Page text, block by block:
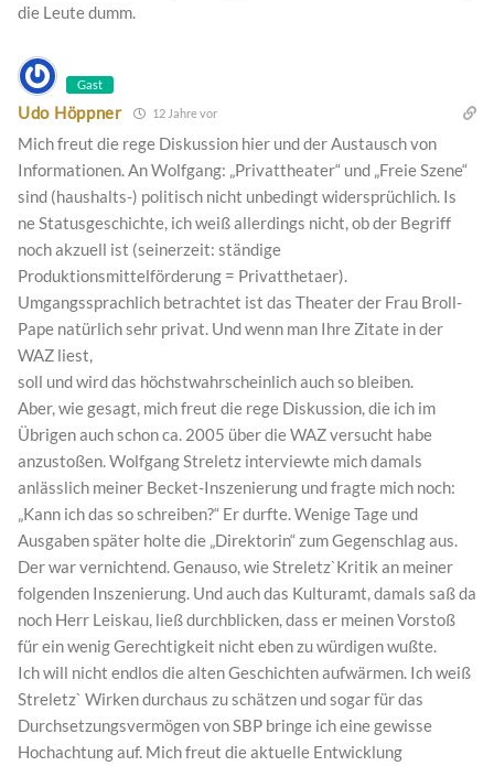
die Leute dumm.
Gast
Udo Höppner 12 Jahre vor
Mich freut die rege Diskussion hier und der Austausch von
Informationen. An Wolfgang: „Privattheater“ und „Freie Szene“
sind (haushalts-) politisch nicht unbedingt widersprüchlich. Is
ne Statusgeschichte, ich weiß allerdings nicht, ob der Begriff
noch akzuell ist (seinerzeit: ständige
Produktionsmittelförderung = Privatthetaer).
Umgangssprachlich betrachtet ist das Theater der Frau Broll-
Pape natürlich sehr privat. Und wenn man Ihre Zitate in der
WAZ liest,
soll und wird das höchstwahrscheinlich auch so bleiben.
Aber, wie gesagt, mich freut die rege Diskussion, die ich im
Übrigen auch schon ca. 2005 über die WAZ versucht habe
anzustoßen. Wolfgang Streletz interviewte mich damals
anlässlich meiner Becket-Inszenierung und fragte mich noch:
„Kann ich das so schreiben?“ Er durfte. Wenige Tage und
Ausgaben später holte die „Direktorin“ zum Gegenschlag aus.
Der war vernichtend. Genauso, wie Streletz`Kritik an meiner
folgenden Inszenierung. Und auch das Kulturamt, damals saß da
noch Herr Leiskau, ließ durchblicken, dass er meinen Vorstoß
für ein wenig Gerechtigkeit nicht eben zu würdigen wußte.
Ich will nicht endlos die alten Geschichten aufwärmen. Ich weiß
Streletz` Wirken durchaus zu schätzen und sogar für das
Durchsetzungsvermögen von SBP bringe ich eine gewisse
Hochachtung auf. Mich freut die aktuelle Entwicklung